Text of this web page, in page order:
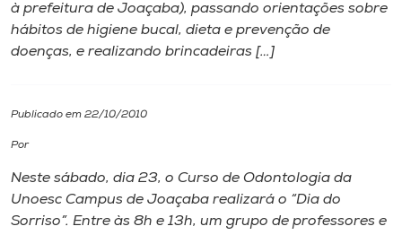
Internacionalização
Cultura
à prefeitura de Joaçaba), passando orientações sobre
hábitos de higiene bucal, dieta e prevenção de
doenças, e realizando brincadeiras […]
Publicado em 22/10/2010
Por
Neste sábado, dia 23, o Curso de Odontologia da
Unoesc Campus de Joaçaba realizará o “Dia do
Sorriso”. Entre às 8h e 13h, um grupo de professores e